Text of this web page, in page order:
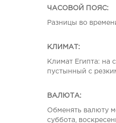
ЧАСОВОЙ ПОЯС:
Разницы во
КЛИМАТ:
Климат Египта: на
пустынный с
ВАЛЮТА:
Обменять валюту
суббота,